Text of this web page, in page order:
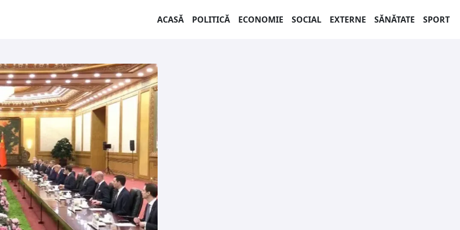
ACASĂ
POLITICĂ ECONOMIE SOCIAL EXTERNE SĂNĂTATE SPORT